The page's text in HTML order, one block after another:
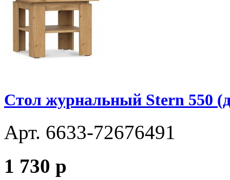
Стол журнальный Stern 550
Арт. 6633-72676491
1 730 p